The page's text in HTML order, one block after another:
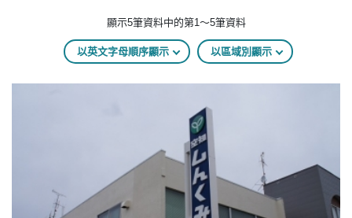
顯示5筆資料中的第1～5筆資料
以英文字母順序顯示 以區域別顯示